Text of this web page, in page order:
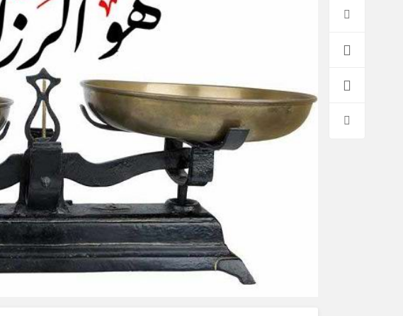
*جهان
بین الملل
آسیای غربی
آمریکا و اروپا